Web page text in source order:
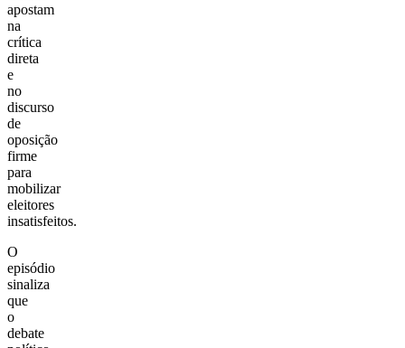
apostam
na
crítica
direta
e
no
discurso
de
oposição
firme
para
mobilizar
eleitores
insatisfeitos.
O
episódio
sinaliza
que
o
debate